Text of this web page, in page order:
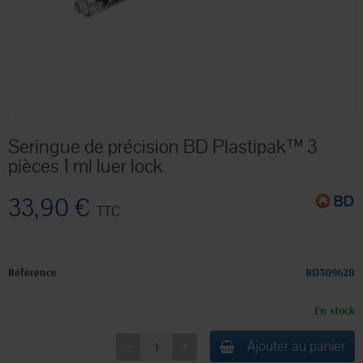
Seringue de précision BD Plastipak™ 3
pièces 1 ml luer lock
33,90 € TTC
Référence BD309628
En stock
Ajouter au panier